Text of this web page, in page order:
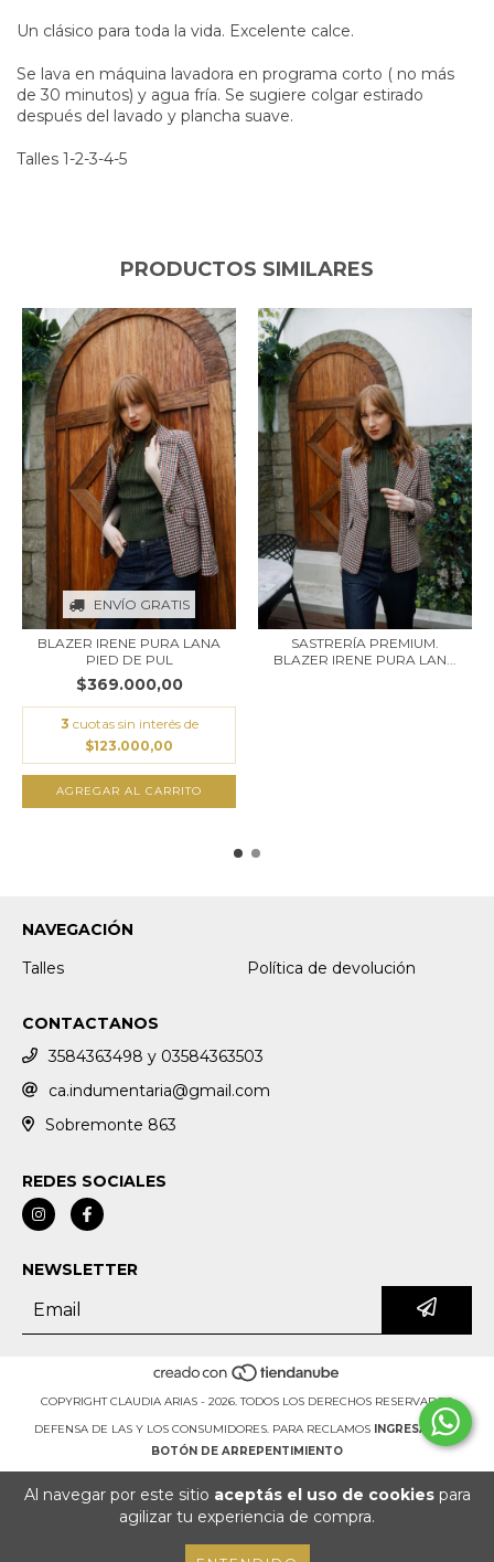
Al navegar por este sitio aceptás el uso de cookiespara
agilizar tu experiencia de compra.
Un clásico para toda la vida. Excelente calce.
Se lava en máquina lavadora en programa corto ( no más
de 30 minutos) y agua fría. Se sugiere colgar estirado
después del lavado y plancha suave.
Talles 1-2-3-4-5
PRODUCTOS SIMILARES
ENVÍO GRATIS
BLAZER IRENE PURA LANA
PIED DE PUL
$369.000,00
3 cuotas sin interés de
$123.000,00
AGREGAR AL CARRITO
SASTRERÍA PREMIUM.
BLAZER IRENE PURA LAN...
NAVEGACIÓN
Talles
Política de devolución
CONTACTANOS
3584363498 y 03584363503
ca.indumentaria@gmail.com
Sobremonte 863
REDES SOCIALES
NEWSLETTER
COPYRIGHT CLAUDIA ARIAS - 2026. TODOS LOS DERECHOS RESERVADOS.
DEFENSA DE LAS Y LOS CONSUMIDORES. PARA RECLAMOS
INGRESÁ ACÁ.
BOTÓN DE ARREPENTIMIENTO